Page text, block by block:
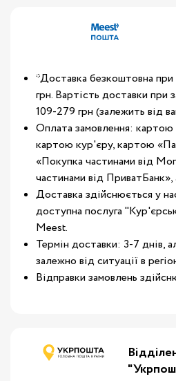
*Доставка безкоштовна при
грн. Вартість доставки при
109-279 грн (залежить від
Оплата замовлення: картою
картою кур'єру, картою
«Покупка частинами від
частинами від
Доставка здійснюється у
доступна послуга
Meest.
Термін доставки: 3-7 днів,
залежно від ситуації в
Відправки замовлень